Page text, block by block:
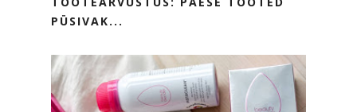
PÜSIVAK...